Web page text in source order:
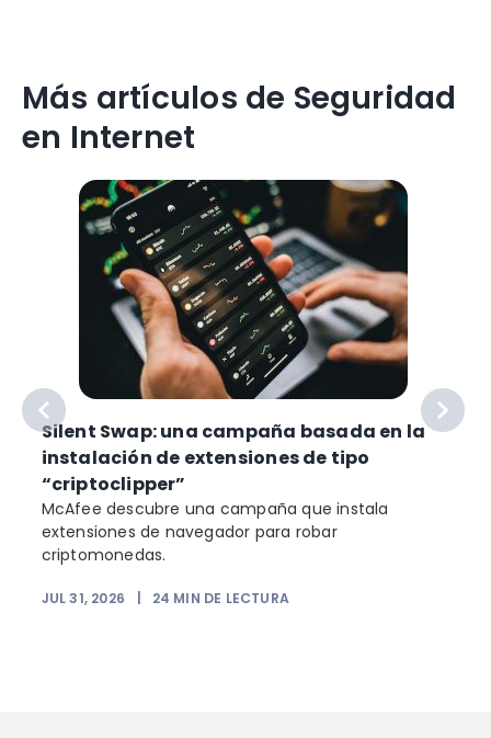
Más artículos de Seguridad
en Internet
Silent Swap: una campaña basada en la
instalación de extensiones de tipo
“criptoclipper”
McAfee descubre una campaña que instala
extensiones de navegador para robar
criptomonedas.
JUL 31, 2026 24 MIN DE LECTURA